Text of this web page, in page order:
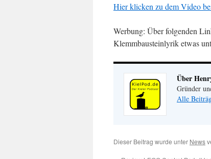
Hier klicken zu dem Video
Werbung: Über folgenden
Klemmbausteinlyrik etwas
Über
Gründer
Alle
Dieser Beitrag wurde unter News